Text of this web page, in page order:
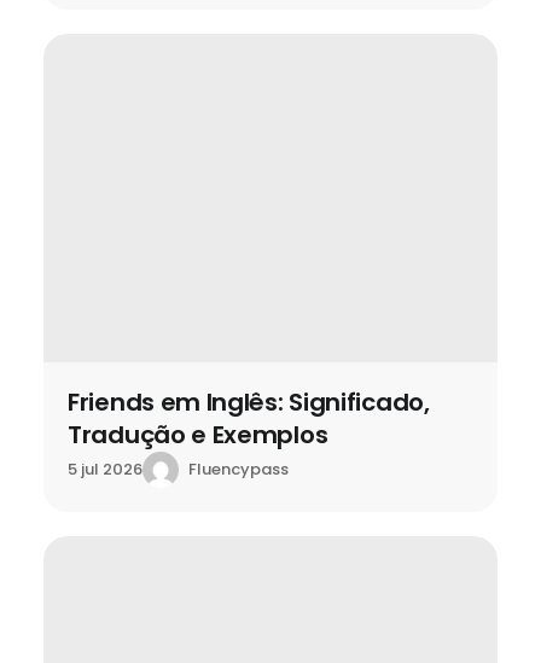
Friends em Inglês: Significado,
Tradução e Exemplos
5 jul 2026 Fluencypass